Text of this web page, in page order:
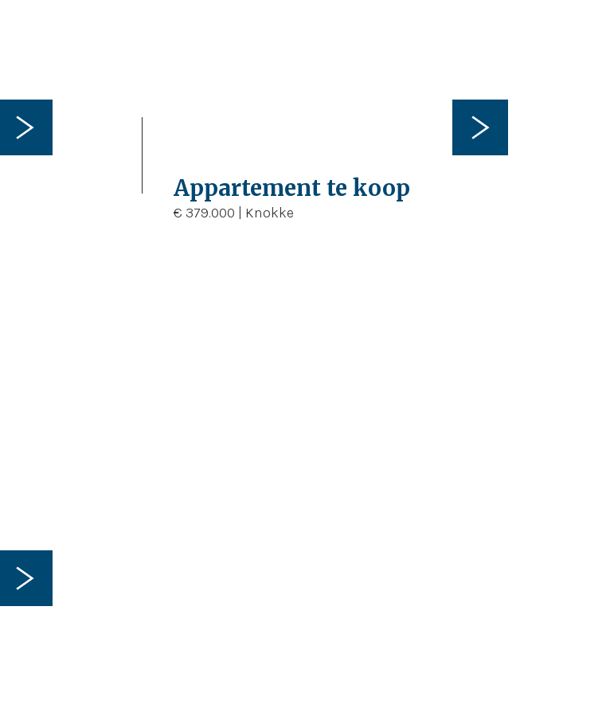
2 66 m² 66 m²
Appartement te koop
€ 379.000 | Knokke